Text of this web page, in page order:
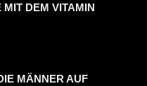
MIT DEM VITAMIN
MÄNNER AUF